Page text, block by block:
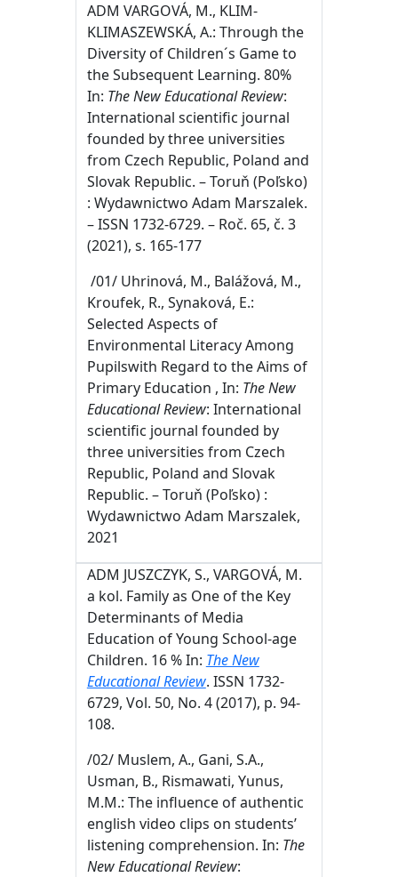
ADM VARGOVÁ, M., KLIM-
KLIMASZEWSKÁ, A.: Through the
Diversity of Children´s Game to
the Subsequent Learning. 80%
In: The New Educational Review:
International scientific journal
founded by three universities
from Czech Republic, Poland and
Slovak Republic. – Toruň (Poľsko)
: Wydawnictwo Adam Marszalek.
– ISSN 1732-6729. – Roč. 65, č. 3
(2021), s. 165-177
/01/ Uhrinová, M., Balážová, M.,
Kroufek, R., Synaková, E.:
Selected Aspects of
Environmental Literacy Among
Pupilswith Regard to the Aims of
Primary Education , In: The New
Educational Review: International
scientific journal founded by
three universities from Czech
Republic, Poland and Slovak
Republic. – Toruň (Poľsko) :
Wydawnictwo Adam Marszalek,
2021
ADM JUSZCZYK, S., VARGOVÁ, M.
a kol. Family as One of the Key
Determinants of Media
Education of Young School-age
Children. 16 % In: The New
Educational Review. ISSN 1732-
6729, Vol. 50, No. 4 (2017), p. 94-
108.
/02/ Muslem, A., Gani, S.A.,
Usman, B., Rismawati, Yunus,
M.M.: The influence of authentic
english video clips on students’
listening comprehension. In: The
New Educational Review: